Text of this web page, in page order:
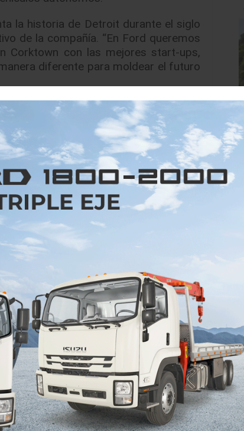
la historia de Detroit durante el siglo
de la compañía. “En Ford queremos
Corktown con las mejores start-ups,
diferente para moldear el futuro
parte de una inversión de $11.1 mil
está trabajando rápidamente para
así como nuevas características
de batería-eléctrica inspirada en
los cuales tres cuartos se dividirán
empleados de Ford, la mayoría del
Los 27,871 m² restantes servirán
residenciales.
multidisciplinarios que trabajan
marketing, ventas y servicio, con la
que ofrece a los equipos de Ford la
de un entorno urbano. Esta
que informarán el desarrollo
como Mustang, F-150, Explorer,
de sus SUV´s. El trabajo realizado
vehículos eléctricos de Ford, con un
de 2022.